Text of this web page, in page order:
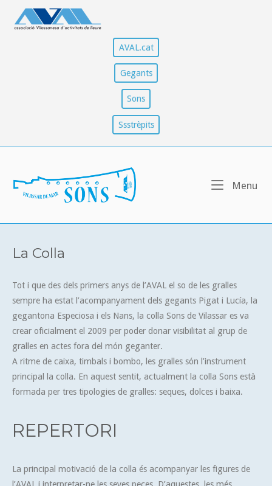
AVAL.cat
Gegants
Sons
Ssstrèpits
Menu
La Colla
Tot i que des dels primers anys de l’AVAL el so de les gralles
sempre ha estat l’acompanyament dels gegants Pigat i Lucía, la
gegantona Especiosa i els Nans, la colla Sons de Vilassar es va
crear oficialment el 2009 per poder donar visibilitat al grup de
gralles en actes fora del món geganter.
A ritme de caixa, timbals i bombo, les gralles són l’instrument
principal la colla. En aquest sentit, actualment la colla Sons està
formada per tres tipologies de gralles: seques, dolces i baixa.
REPERTORI
La principal motivació de la colla és acompanyar les figures de